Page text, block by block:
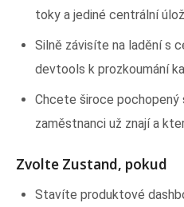
toky a jediné centrální
Silně závisíte na ladění s
devtools k prozkoumání
Chcete široce pochopený
zaměstnanci už znají a
Zvolte Zustand, pokud
Stavíte produktové